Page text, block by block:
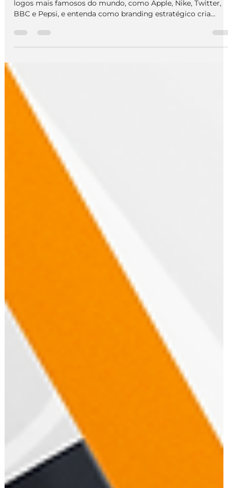
Branding
Os Logos Mais Famosos do Mundo:
Valores, Significados e os Segredos
por Trás de Marcas Bilionárias
Descubra os valores, significados e curiosidades por trás dos
logos mais famosos do mundo, como Apple, Nike, Twitter,
BBC e Pepsi, e entenda como branding estratégico cria
marcas bilionárias.